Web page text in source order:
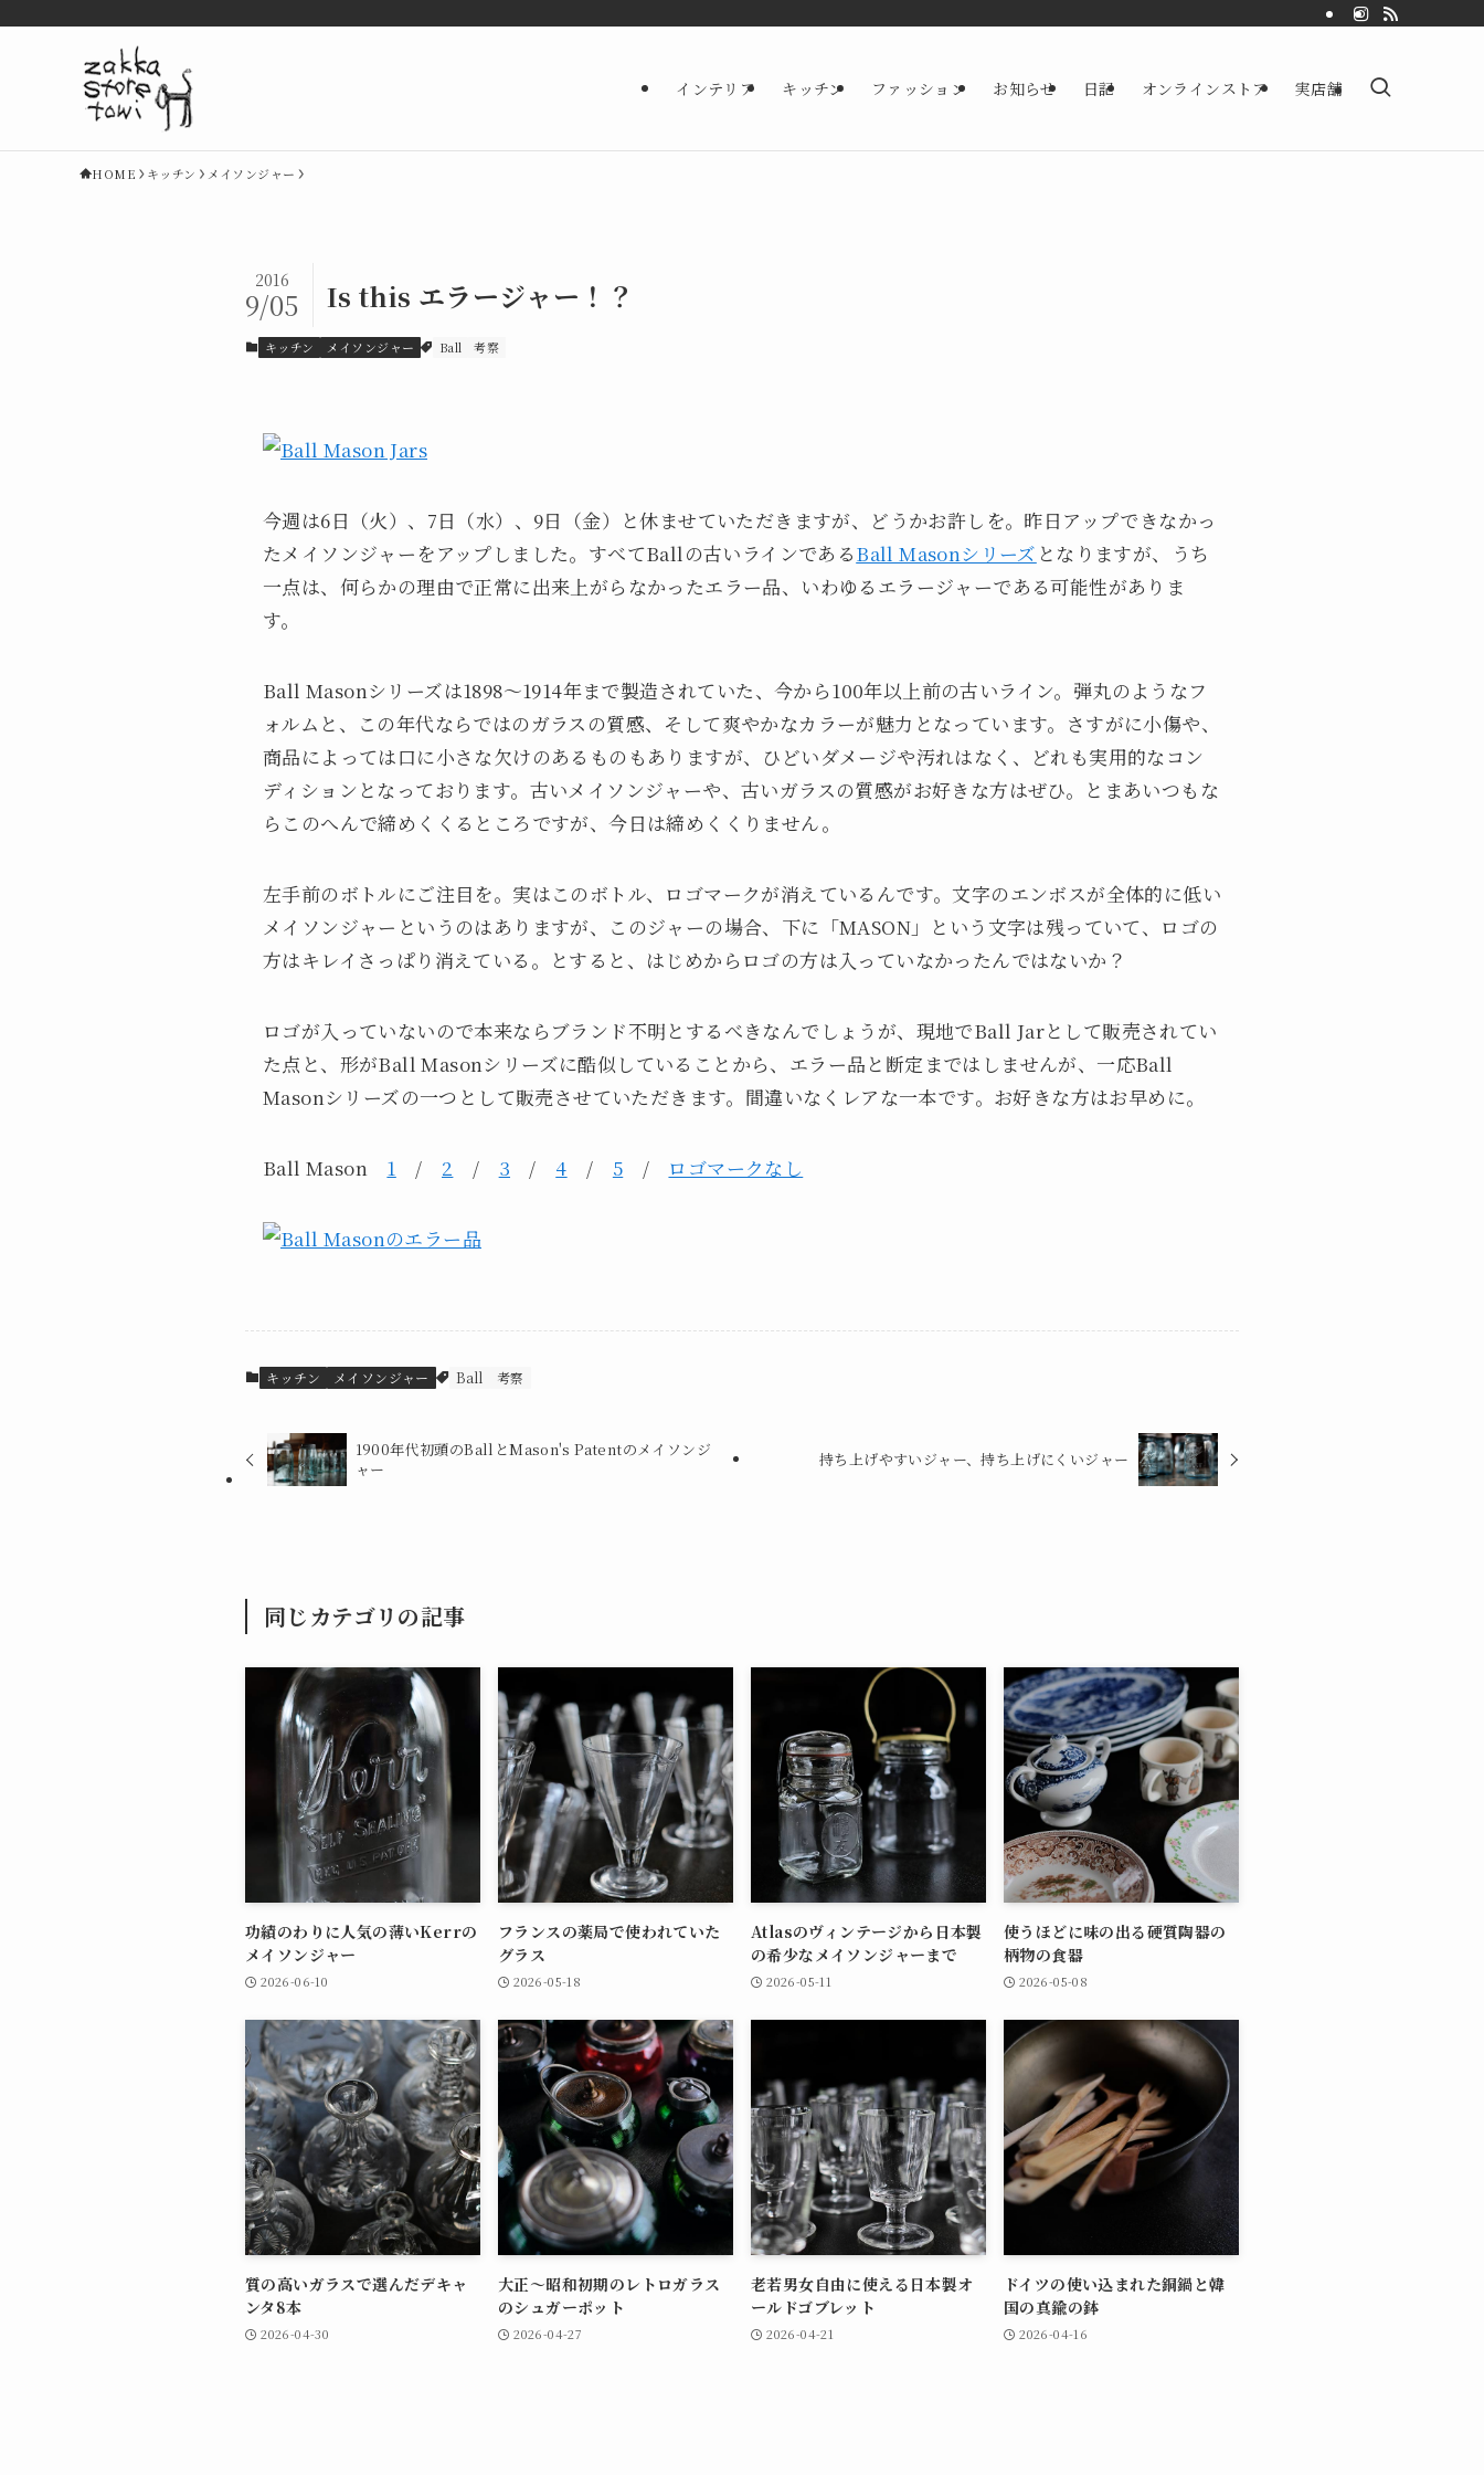
インテリア キッチン ファッション お知らせ 日記 オンラインストア 実店舗
HOME キッチン メイソンジャー
Is this エラージャー！？
2016
9/05
キッチン メイソンジャー Ball 考察
今週は6日（火）、7日（水）、9日（金）と休ませていただきますが、どうかお許しを。昨日アップできなかっ
たメイソンジャーをアップしました。すべてBallの古いラインであるBall Masonシリーズ となりますが、うち
一点は、何らかの理由で正常に出来上がらなかったエラー品、いわゆるエラージャーである可能性がありま
す。
Ball Masonシリーズは1898～1914年まで製造されていた、今から100年以上前の古いライン。弾丸のようなフ
ォルムと、この年代ならではのガラスの質感、そして爽やかなカラーが魅力となっています。さすがに小傷や、
商品によっては口に小さな欠けのあるものもありますが、ひどいダメージや汚れはなく、どれも実用的なコン
ディションとなっております。古いメイソンジャーや、古いガラスの質感がお好きな方はぜひ。とまあいつもな
らこのへんで締めくくるところですが、今日は締めくくりません。
左手前のボトルにご注目を。実はこのボトル、ロゴマークが消えているんです。文字のエンボスが全体的に低い
メイソンジャーというのはありますが、このジャーの場合、下に「MASON」という文字は残っていて、ロゴの
方はキレイさっぱり消えている。とすると、はじめからロゴの方は入っていなかったんではないか？
ロゴが入っていないので本来ならブランド不明とするべきなんでしょうが、現地でBall Jarとして販売されてい
た点と、形がBall Masonシリーズに酷似していることから、エラー品と断定まではしませんが、一応Ball
Masonシリーズの一つとして販売させていただきます。間違いなくレアな一本です。お好きな方はお早めに。
Ball Mason 1 / 2 / 3 / 4 / 5 / ロゴマークなし
キッチン メイソンジャー Ball 考察
1900年代初頭のBallとMason's Patentのメイソンジ
ャー
持ち上げやすいジャー、持ち上げにくいジャー
同じカテゴリの記事
功績のわりに人気の薄いKerrの
メイソンジャー
2026-06-10
フランスの薬局で使われていた
グラス
2026-05-18
Atlasのヴィンテージから日本製
の希少なメイソンジャーまで
2026-05-11
使うほどに味の出る硬質陶器の
柄物の食器
2026-05-08
質の高いガラスで選んだデキャ
ンタ8本
2026-04-30
大正～昭和初期のレトロガラス
のシュガーポット
2026-04-27
老若男女自由に使える日本製オ
ールドゴブレット
2026-04-21
ドイツの使い込まれた銅鍋と韓
国の真鍮の鉢
2026-04-16